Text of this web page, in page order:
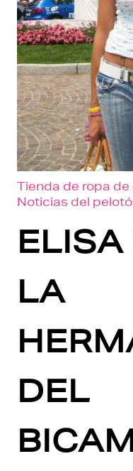
Tienda de ropa
Noticias del
ELISA
LA
DEL